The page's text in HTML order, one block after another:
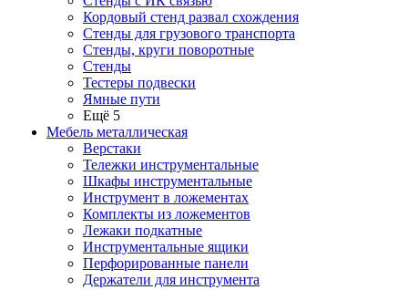
Кордовый стенд развал схождения
Стенды для грузового транспорта
Стенды, круги поворотные
Стенды
Тестеры подвески
Ямные пути
Ещё 5
Мебель металлическая
Верстаки
Тележки инструментальные
Шкафы инструментальные
Инструмент в ложементах
Комплекты из ложементов
Лежаки подкатные
Инструментальные ящики
Перфорированные панели
Держатели для инструмента